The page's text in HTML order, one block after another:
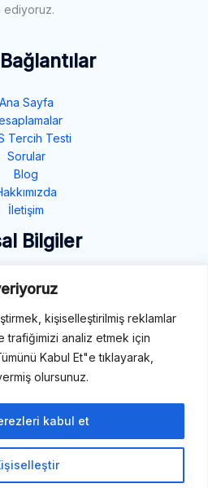
kişiselleştirilmiş reklamlar
trafiğimizi analiz etmek için
Kabul Et"e tıklayarak,
olursunuz.
kabul et
ediyoruz.
Bağlantılar
Ana Sayfa
Tercih Testi
Sorular
Blog
İletişim
Bilgiler
Politikası
Politikası
ve Koşullar
İletişim
LinkedIn